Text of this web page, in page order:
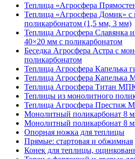
Теплица «Агросфера
Теплица «Агросфера Домик»
поликарбонатом (1,5 мм, 3 мм)
Теплица Агросфера Славянка
40×20 мм с поликарбонатом
Беседка Агросфера Астра с
поликарбонатом
Теплица Агросфера Капелька
Теплица Агросфера Капелька
Теплица Агросфера Титан
Теплицы из монолитного
Теплица Агросфера Престиж
Монолитный поликарбонат 8
Монолитный поликарбонат 8
Опорная ножка для теплицы
Прямые: стартовая и обжимная
Конек для теплицы,